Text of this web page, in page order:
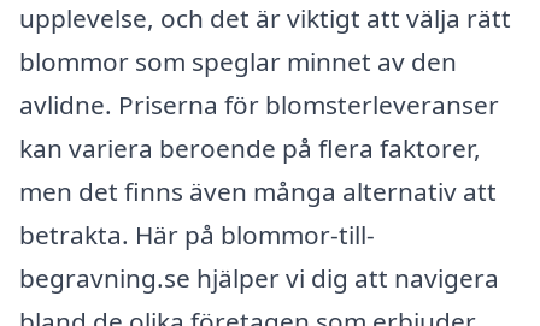
upplevelse, och det är viktigt att välja rätt
blommor som speglar minnet av den
avlidne. Priserna för blomsterleveranser
kan variera beroende på flera faktorer,
men det finns även många alternativ att
betrakta. Här på blommor-till-
begravning.se hjälper vi dig att navigera